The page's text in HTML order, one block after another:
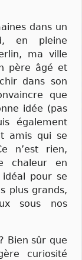
dans un
en pleine
ma ville
père âgé et
dans son
que
idée (pas
également
amis qui se
n’est rien,
chaleur en
pour se
plus grands,
sous nos
Bien sûr que
curiosité